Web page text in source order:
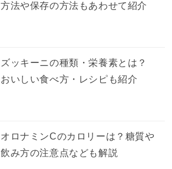
方法や保存の方法もあわせて紹介
ズッキーニの種類・栄養素とは？
おいしい食べ方・レシピも紹介
オロナミンCのカロリーは？糖質や
飲み方の注意点なども解説